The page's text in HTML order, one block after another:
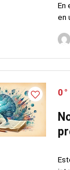
En
en
0